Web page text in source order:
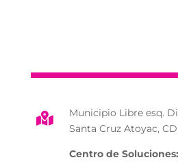

Municipio Libre esq.
Santa Cruz Atoyac,
Centro de Soluciones: